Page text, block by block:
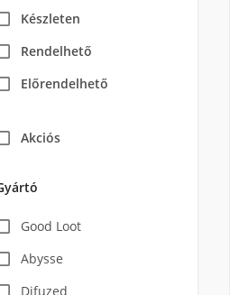
Készleten
Rendelhető
Előrendelhető
Akciós
Good Loot
Abysse
Difuzed